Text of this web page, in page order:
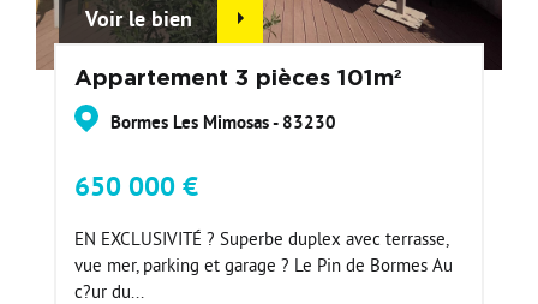
Voir le bien
Appartement 3 pièces 101m²
Bormes Les Mimosas - 83230
650 000 €
EN EXCLUSIVITÉ ? Superbe duplex avec terrasse,
vue mer, parking et garage ? Le Pin de Bormes Au
c?ur du...